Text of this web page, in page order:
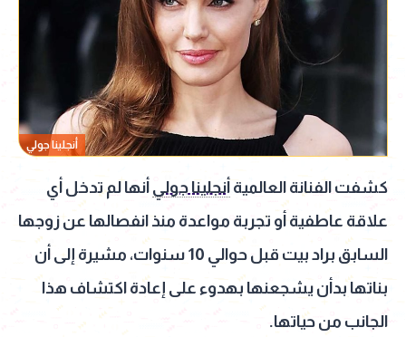
أنجلينا جولي
كشفت الفنانة العالمية أنجلينا جولي أنها لم تدخل أي
علاقة عاطفية أو تجربة مواعدة منذ انفصالها عن زوجها
السابق براد بيت قبل حوالي 10 سنوات، مشيرة إلى أن
بناتها بدأن يشجعنها بهدوء على إعادة اكتشاف هذا
الجانب من حياتها.